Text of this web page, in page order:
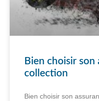
Bien choisir
collection
Bien choisir son